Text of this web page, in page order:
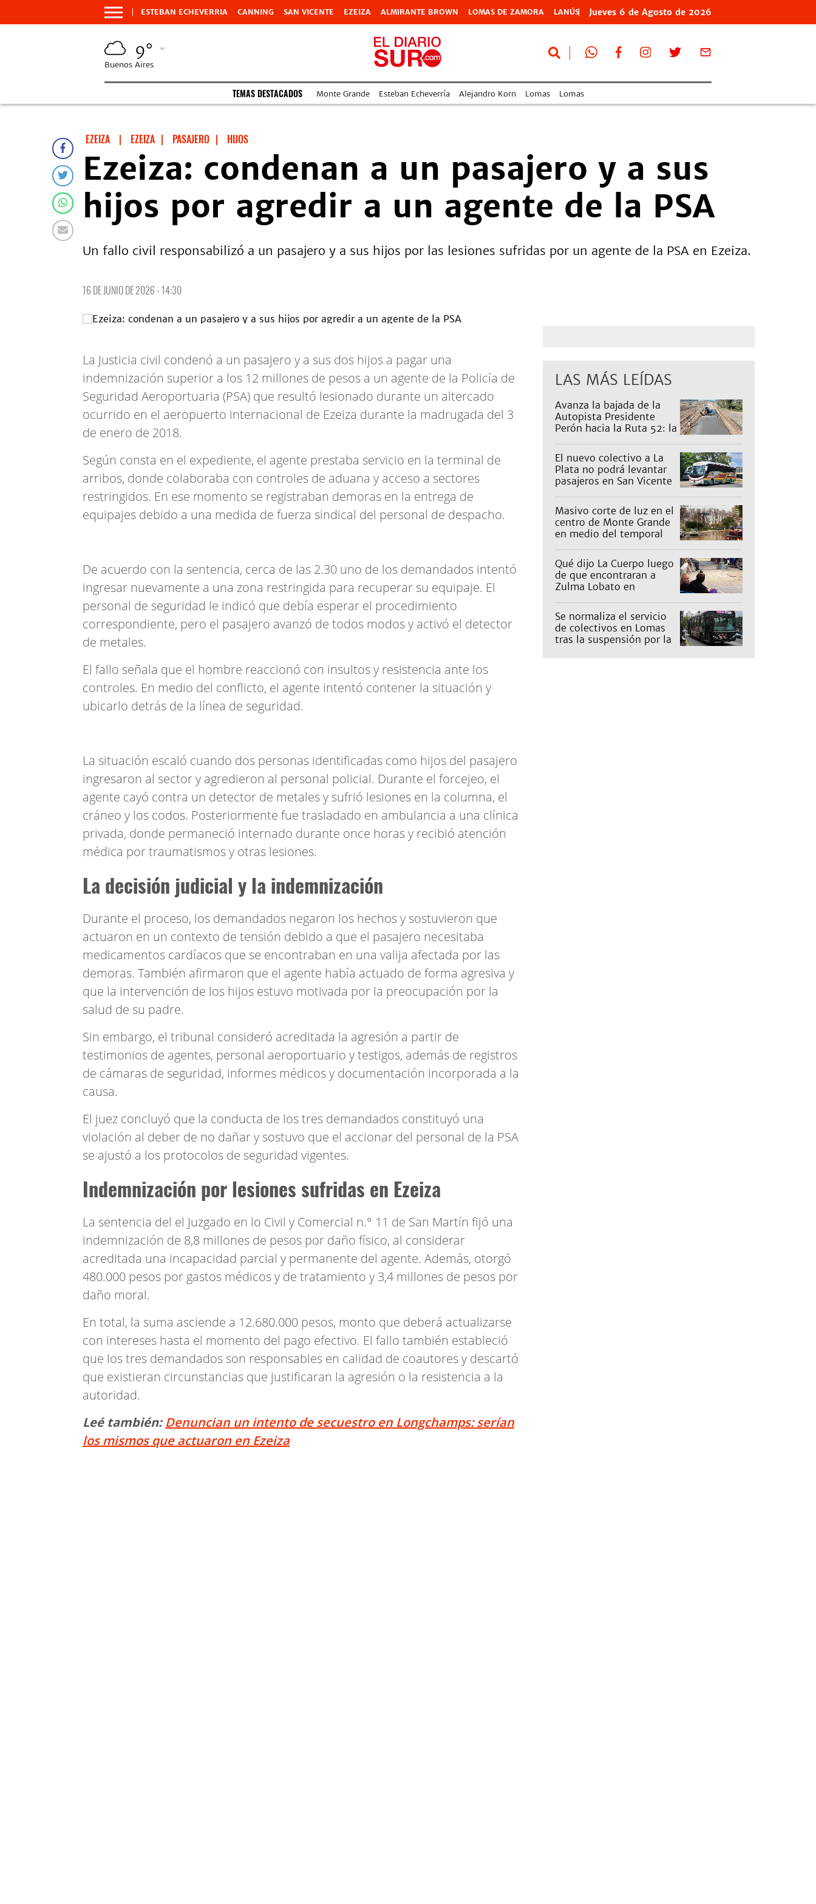
ESTEBAN ECHEVERRIA CANNING SAN VICENTE EZEIZA ALMIRANTE BROWN LOMAS DE ZAMORA LANÚS Jueves 6 de Agosto de 2026
9°
Buenos Aires
TEMAS DESTACADOS Monte Grande Esteban Echeverría Alejandro Korn Lomas Lomas
EZEIZA | EZEIZA | PASAJERO | HIJOS
Ezeiza: condenan a un pasajero y a sus
hijos por agredir a un agente de la PSA
Un fallo civil responsabilizó a un pasajero y a sus hijos por las lesiones sufridas por un agente de la PSA en Ezeiza.
16 DE JUNIO DE 2026 - 14:30
La Justicia civil condenó a un pasajero y a sus dos hijos a pagar una
indemnización superior a los 12 millones de pesos a un agente de la Policía de
Seguridad Aeroportuaria (PSA) que resultó lesionado durante un altercado
ocurrido en el aeropuerto internacional de Ezeiza durante la madrugada del 3
de enero de 2018.
Según consta en el expediente, el agente prestaba servicio en la terminal de
arribos, donde colaboraba con controles de aduana y acceso a sectores
restringidos. En ese momento se registraban demoras en la entrega de
equipajes debido a una medida de fuerza sindical del personal de despacho.
De acuerdo con la sentencia, cerca de las 2.30 uno de los demandados intentó
ingresar nuevamente a una zona restringida para recuperar su equipaje. El
personal de seguridad le indicó que debía esperar el procedimiento
correspondiente, pero el pasajero avanzó de todos modos y activó el detector
de metales.
El fallo señala que el hombre reaccionó con insultos y resistencia ante los
controles. En medio del conflicto, el agente intentó contener la situación y
ubicarlo detrás de la línea de seguridad.
La situación escaló cuando dos personas identificadas como hijos del pasajero
ingresaron al sector y agredieron al personal policial. Durante el forcejeo, el
agente cayó contra un detector de metales y sufrió lesiones en la columna, el
cráneo y los codos. Posteriormente fue trasladado en ambulancia a una clínica
privada, donde permaneció internado durante once horas y recibió atención
médica por traumatismos y otras lesiones.
La decisión judicial y la indemnización
Durante el proceso, los demandados negaron los hechos y sostuvieron que
actuaron en un contexto de tensión debido a que el pasajero necesitaba
medicamentos cardíacos que se encontraban en una valija afectada por las
demoras. También afirmaron que el agente había actuado de forma agresiva y
que la intervención de los hijos estuvo motivada por la preocupación por la
salud de su padre.
Sin embargo, el tribunal consideró acreditada la agresión a partir de
testimonios de agentes, personal aeroportuario y testigos, además de registros
de cámaras de seguridad, informes médicos y documentación incorporada a la
causa.
El juez concluyó que la conducta de los tres demandados constituyó una
violación al deber de no dañar y sostuvo que el accionar del personal de la PSA
se ajustó a los protocolos de seguridad vigentes.
Indemnización por lesiones sufridas en Ezeiza
La sentencia del el Juzgado en lo Civil y Comercial n.° 11 de San Martín fijó una
indemnización de 8,8 millones de pesos por daño físico, al considerar
acreditada una incapacidad parcial y permanente del agente. Además, otorgó
480.000 pesos por gastos médicos y de tratamiento y 3,4 millones de pesos por
daño moral.
En total, la suma asciende a 12.680.000 pesos, monto que deberá actualizarse
con intereses hasta el momento del pago efectivo. El fallo también estableció
que los tres demandados son responsables en calidad de coautores y descartó
que existieran circunstancias que justificaran la agresión o la resistencia a la
autoridad.
Leé también: Denuncian un intento de secuestro en Longchamps: serían
los mismos que actuaron en Ezeiza
LAS MÁS LEÍDAS
Avanza la bajada de la
Autopista Presidente
Perón hacia la Ruta 52: la
El nuevo colectivo a La
Plata no podrá levantar
pasajeros en San Vicente
Masivo corte de luz en el
centro de Monte Grande
en medio del temporal
Qué dijo La Cuerpo luego
de que encontraran a
Zulma Lobato en
Se normaliza el servicio
de colectivos en Lomas
tras la suspensión por la